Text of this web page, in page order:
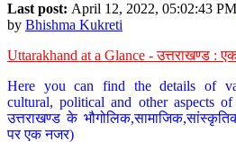
Last post: April 12, 2022, 05:02:43 PM
by Bhishma Kukreti
Uttarakhand at a Glance - उत्तराखण्ड :
Here you can find the details of
cultural, political and other aspects
उत्तराखण्ड के
पर एक नजर)